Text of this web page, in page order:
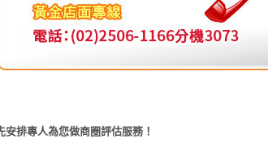
排專人為您做商圈評估服務！